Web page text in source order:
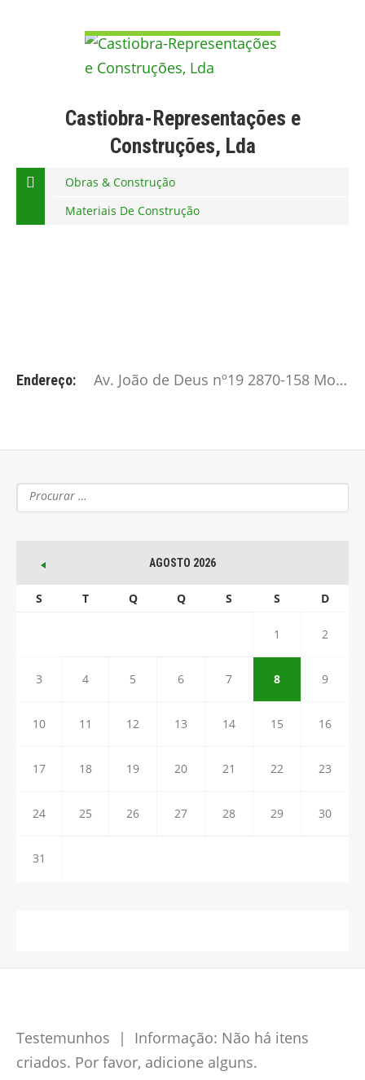
Castiobra-Representações e
Construções, Lda
Obras & Construção
Materiais De Construção
Endereço: Av. João de Deus nº19 2870-158 Montijo
AGOSTO 2026
S T Q Q S S D
1 2
3 4 5 6 7 8 9
10 11 12 13 14 15 16
17 18 19 20 21 22 23
24 25 26 27 28 29 30
31
Testemunhos | Informação: Não há itens
criados. Por favor, adicione alguns.